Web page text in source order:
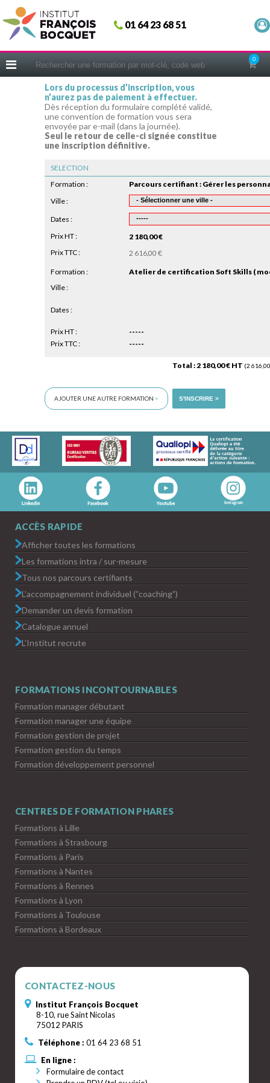
01 64 23 68 51
0
Fermer
ACCUEIL
CERIFICATIONS
INTRAS | SUR-MESURE
COACHING
EN PRATIQUE
CONSEILS MICRO-COACHING
PODCAST
WEBINAIRES
QUESTIONNAIRE GRATUIT
Lors du processus d’inscription, vous
n’aurez pas de paiement à effectuer.
Dès réception du formulaire complété validé,
une convention de formation vous sera
envoyée par e-mail (dans la journée).
Seul le retour de celle-ci signée constitue
une inscription définitive.
Total : 2 180,00 € HT (2
Formation :
Ville :
Dates :
Prix HT :
2 180,00 €
Prix TTC :
2 616,00 €
SELECTION
Formation :
Ville :
Dates :
Prix HT :
-----
Prix TTC :
-----
AJOUTER UNE AUTRE FORMATION > S'INSCRIRE >
ACCÈS RAPIDE
Afficher toutes les formations
Les formations intra / sur-mesure
Tous nos parcours certifiants
L’accompagnement individuel (“coaching”)
Demander un devis formation
Catalogue annuel
L’Institut recrute
FORMATIONS INCONTOURNABLES
Formation manager débutant
Formation manager une équipe
Formation gestion de projet
Formation gestion du temps
Formation développement personnel
CENTRES DE FORMATION PHARES
Formations à Lille
Formations à Strasbourg
Formations à Paris
Formations à Nantes
Formations à Rennes
Formations à Lyon
Formations à Toulouse
Formations à Bordeaux
CONTACTEZ-NOUS
Institut François Bocquet
8-10, rue Saint Nicolas
75012 PARIS
Téléphone : 01 64 23 68 51
En ligne :
Formulaire de contact